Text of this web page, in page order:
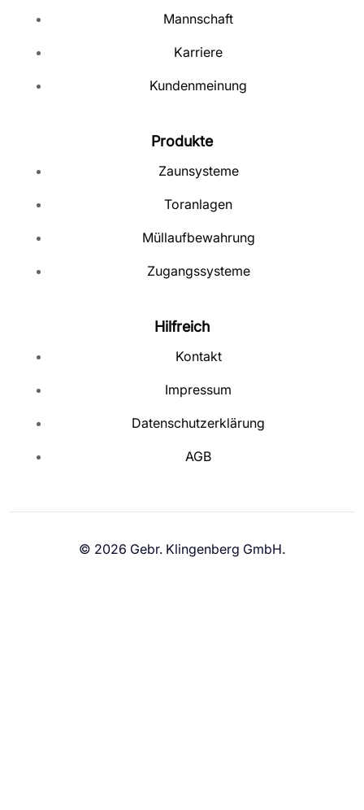
Mannschaft
Karriere
Kundenmeinung
Produkte
Zaunsysteme
Toranlagen
Müllaufbewahrung
Zugangssysteme
Hilfreich
Kontakt
Impressum
Datenschutzerklärung
AGB
© 2026 Gebr. Klingenberg GmbH.